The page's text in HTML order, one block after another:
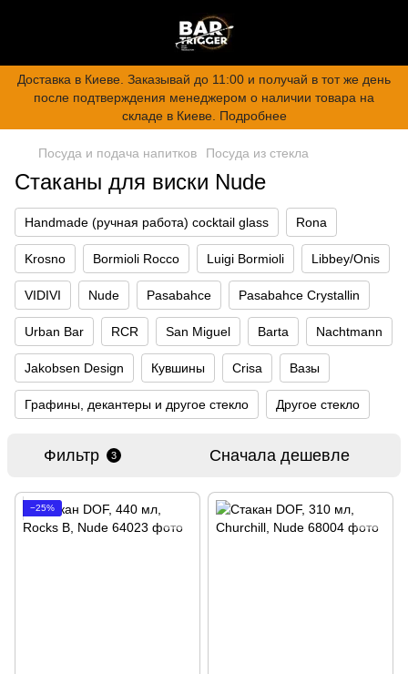
Доставка в Киеве. Заказывай до 11:00 и получай в тот же день
после подтверждения менеджером о наличии товара на
складе в Киеве. Подробнее
Посуда и подача напитков Посуда из стекла
Стаканы для виски Nude
Handmade (ручная работа) cocktail glass Rona
Krosno Bormioli Rocco Luigi Bormioli Libbey/Onis
VIDIVI Nude Pasabahce Pasabahce Crystallin
Urban Bar RCR San Miguel Barta Nachtmann
Jakobsen Design Кувшины Crisa Вазы
Графины, декантеры и другое стекло Другое стекло
Фильтр 3 Сначала дешевле
−25%